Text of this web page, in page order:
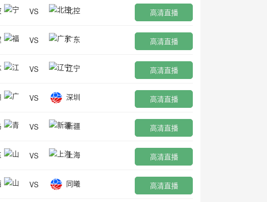
VS 北控 高清直播
VS 广东 高清直播
VS 辽宁 高清直播
VS 深圳 高清直播
VS 新疆 高清直播
VS 上海 高清直播
VS 同曦 高清直播